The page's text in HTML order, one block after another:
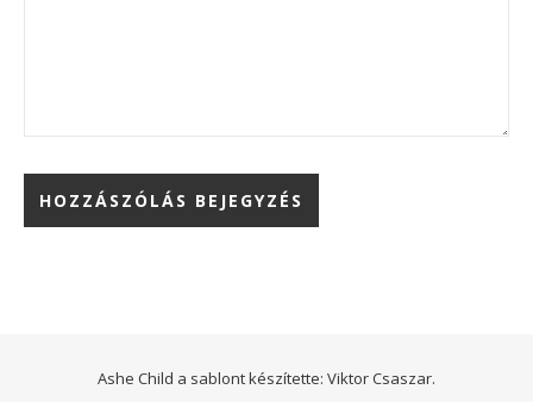
Ashe Child a sablont készítette: Viktor Csaszar.